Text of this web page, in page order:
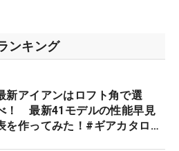
ンキング
新アイアンはロフト角で選
！ 最新41モデルの性能早見
を作ってみた！#ギアカタログ